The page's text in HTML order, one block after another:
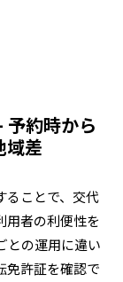
予約時から
域差
ることで、交代
用者の利便性を
との運用に違い
免許証を確認で